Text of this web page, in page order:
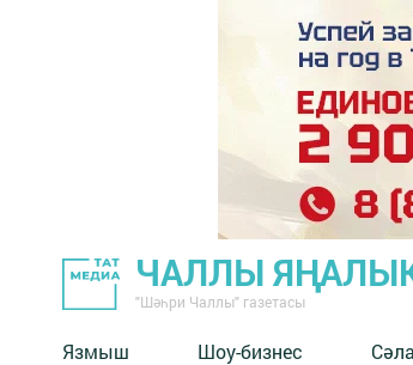
ЧАЛЛЫ
"Шәһри Чаллы" газетасы
Язмыш Шоу-бизнес